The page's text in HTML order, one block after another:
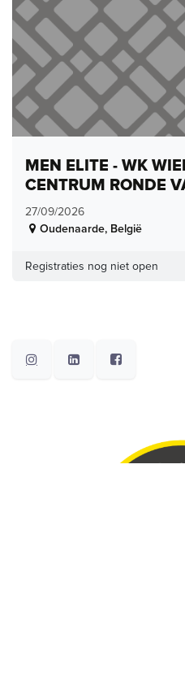
MEN ELITE - WK
CENTRUM RONDE
27/09/2026
Oudenaarde, België
Registraties nog niet open